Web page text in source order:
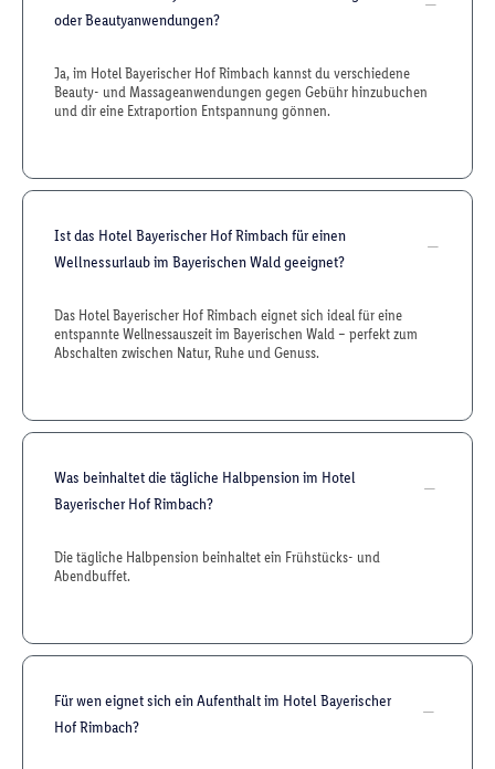
oder Beautyanwendungen?
Ja, im Hotel Bayerischer Hof Rimbach kannst du verschiedene
Beauty- und Massageanwendungen gegen Gebühr hinzubuchen
und dir eine Extraportion Entspannung gönnen.
Ist das Hotel Bayerischer Hof Rimbach für einen
Wellnessurlaub im Bayerischen Wald geeignet?
Das Hotel Bayerischer Hof Rimbach eignet sich ideal für eine
entspannte Wellnessauszeit im Bayerischen Wald – perfekt zum
Abschalten zwischen Natur, Ruhe und Genuss.
Was beinhaltet die tägliche Halbpension im Hotel
Bayerischer Hof Rimbach?
Die tägliche Halbpension beinhaltet ein Frühstücks- und
Abendbuffet.
Für wen eignet sich ein Aufenthalt im Hotel Bayerischer
Hof Rimbach?